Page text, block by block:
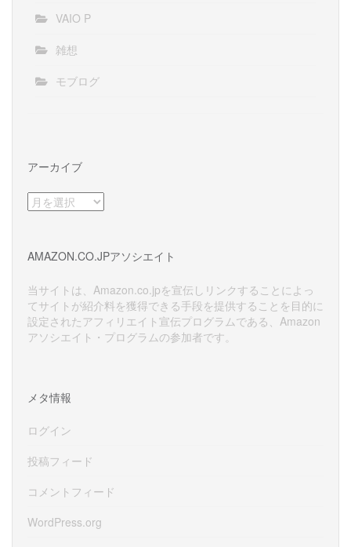
VAIO P
雑想
モブログ
アーカイブ
ア
ー
ブ
AMAZON.CO.JPアソシエイト
当サイトは、Amazon.co.jpを宣伝しリンクすることによっ
てサイトが紹介料を獲得できる手段を提供することを目的に
設定されたアフィリエイト宣伝プログラムである、Amazon
アソシエイト・プログラムの参加者です。
メタ情報
ログイン
投稿フィード
コメントフィード
WordPress.org